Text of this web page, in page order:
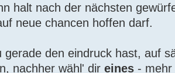
halt nach der nächsten
neue chancen hoffen darf.
gerade den eindruck hast, auf
nachher wähl' dir eines -